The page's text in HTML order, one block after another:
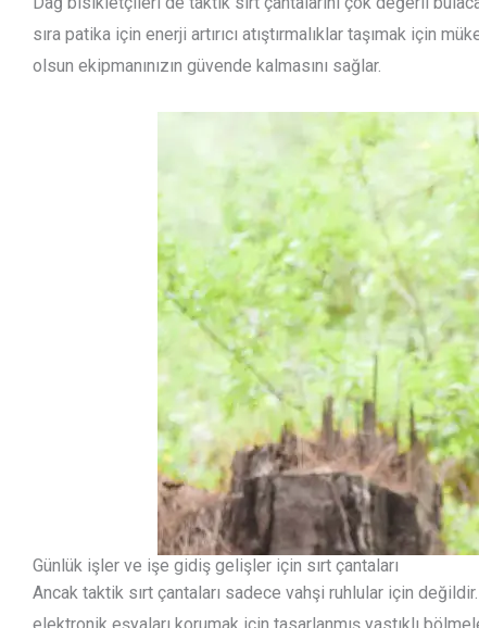
sıra patika için enerji artırıcı atıştırmalıklar taşımak için
olsun ekipmanınızın güvende kalmasını sağlar.
Günlük işler ve işe gidiş gelişler için sırt çantaları
Ancak taktik sırt çantaları sadece vahşi ruhlular için